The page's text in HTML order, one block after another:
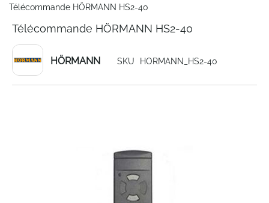
Télécommande HÖRMANN HS2-40
Télécommande HÖRMANN HS2-40
HÖRMANN SKU HORMANN_HS2-40